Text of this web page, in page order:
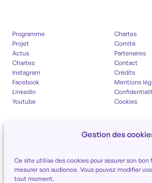
Gestion des
Ce site utilise des cookies pour assurer son
mesurer son audience. Vous pouvez modifier
tout moment.
Programme
Projet
Actus
Chartes
Chartes
Comité
Partenaires
Contact
Instagram
Facebook
Linkedin
Youtube
Crédits
Mentions
Cookies